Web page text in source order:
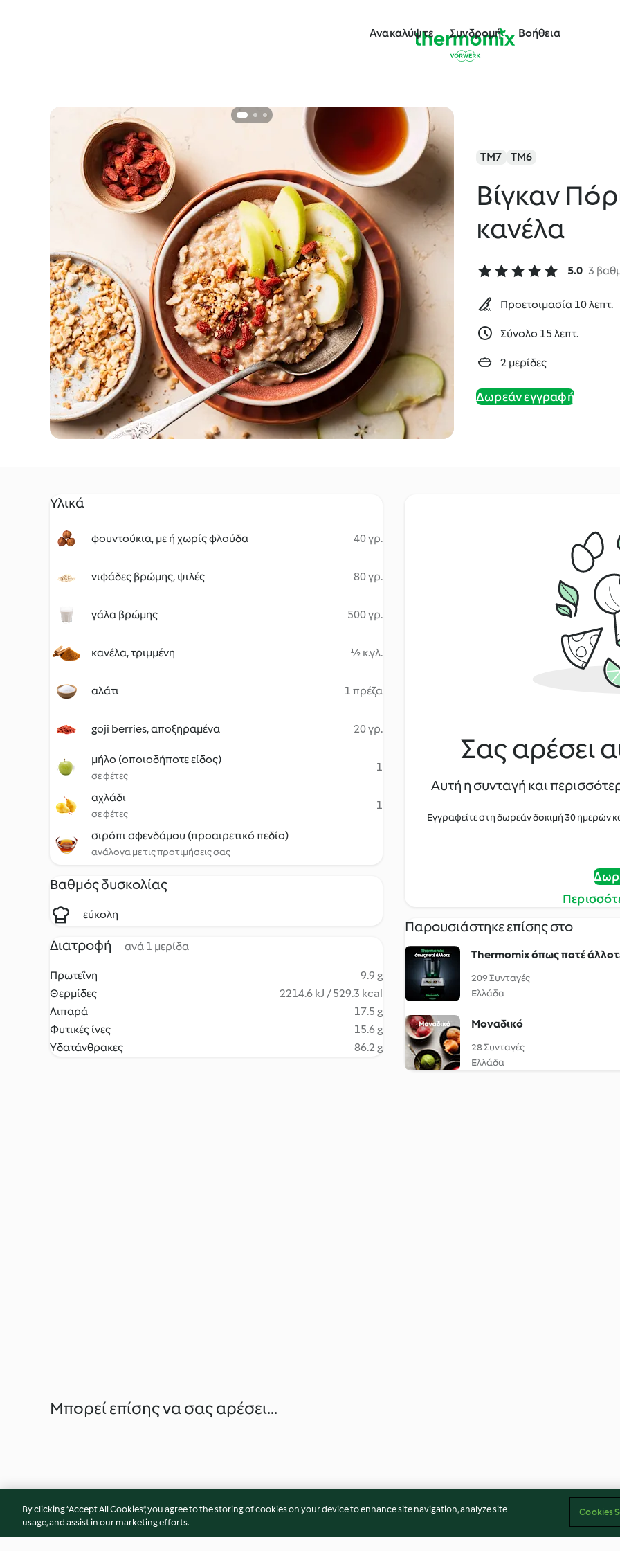
Ανακαλύψτε Συνδρομή Βοήθεια
TM7 TM6
Βίγκαν
κανέλα
5.0 3
Προετοιμασία 10 λεπτ.
Σύνολο 15 λεπτ.
2 μερίδες
Δωρεάν εγγραφή
Υλικά
φουντούκια, με ή χωρίς φλούδα 40 γρ.
νιφάδες βρώμης, ψιλές 80 γρ.
γάλα βρώμης 500 γρ.
κανέλα, τριμμένη ½ κ.γλ.
αλάτι 1 πρέζα
goji berries, αποξηραμένα 20 γρ.
μήλο (οποιοδήποτε είδος)
σε φέτες
1
αχλάδι
σε φέτες
1
σιρόπι σφενδάμου (προαιρετικό πεδίο)
ανάλογα με τις προτιμήσεις σας
Βαθμός δυσκολίας
εύκολη
Διατροφή ανά 1 μερίδα
Πρωτεΐνη
9.9 g
Θερμίδες
2214.6 kJ / 529.3 kcal
Λιπαρά
17.5 g
Φυτικές ίνες
15.6 g
Υδατάνθρακες
86.2 g
Σας αρέσει
Αυτή η συνταγή και
Εγγραφείτε στη δωρεάν δοκιμή 30 ημερών
Παρουσιάστηκε επίσης στο
Thermomix όπως ποτέ
209 Συνταγές
Ελλάδα
Μοναδικό
28 Συνταγές
Ελλάδα
Μπορεί επίσης να σας αρέσει...
By clicking “Accept All Cookies”, you agree to the storing of cookies on your device to enhance site navigation, analyze site
usage, and assist in our marketing efforts.
Cookies